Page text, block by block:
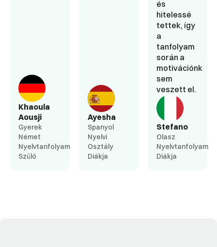
Khaoula
Aousji
Gyerek
Német
Nyelvtanfolyam
Szülő
Ayesha
Spanyol
Nyelvi
Osztály
Diákja
Stefano
Olasz
Nyelvtanfolyam
Diákja
és
hitelessé
tettek, így
a
tanfolyam
során a
motivációnk
sem
veszett el.